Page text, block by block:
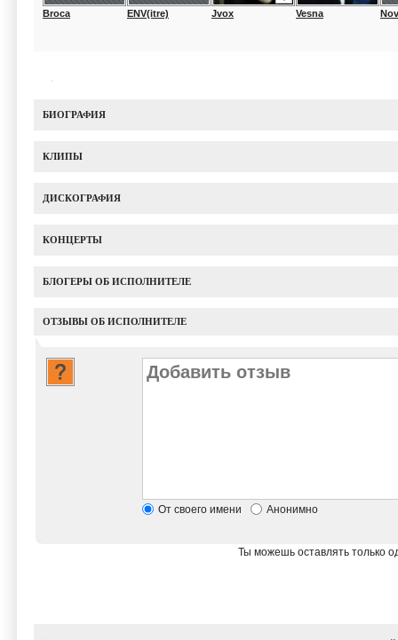
Broca ENV(itre) Jvox Vesna
БИОГРАФИЯ
КЛИПЫ
ДИСКОГРАФИЯ
КОНЦЕРТЫ
БЛОГЕРЫ ОБ ИСПОЛНИТЕЛЕ
ОТЗЫВЫ ОБ ИСПОЛНИТЕЛЕ
От своего имени Анонимно
Ты можешь оставлять только